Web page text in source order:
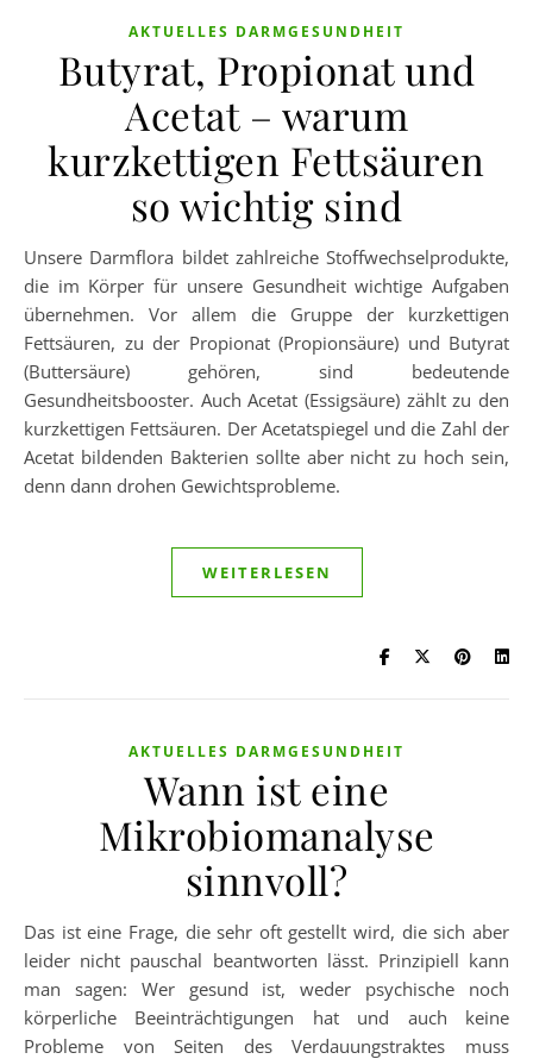
AKTUELLES DARMGESUNDHEIT
Butyrat, Propionat und
Acetat – warum
kurzkettigen Fettsäuren
so wichtig sind
Unsere Darmflora bildet zahlreiche Stoffwechselprodukte,
die im Körper für unsere Gesundheit wichtige Aufgaben
übernehmen. Vor allem die Gruppe der kurzkettigen
Fettsäuren, zu der Propionat (Propionsäure) und Butyrat
(Buttersäure) gehören, sind bedeutende
Gesundheitsbooster. Auch Acetat (Essigsäure) zählt zu den
kurzkettigen Fettsäuren. Der Acetatspiegel und die Zahl der
Acetat bildenden Bakterien sollte aber nicht zu hoch sein,
denn dann drohen Gewichtsprobleme.
WEITERLESEN
AKTUELLES DARMGESUNDHEIT
Wann ist eine
Mikrobiomanalyse
sinnvoll?
Das ist eine Frage, die sehr oft gestellt wird, die sich aber
leider nicht pauschal beantworten lässt. Prinzipiell kann
man sagen: Wer gesund ist, weder psychische noch
körperliche Beeinträchtigungen hat und auch keine
Probleme von Seiten des Verdauungstraktes muss